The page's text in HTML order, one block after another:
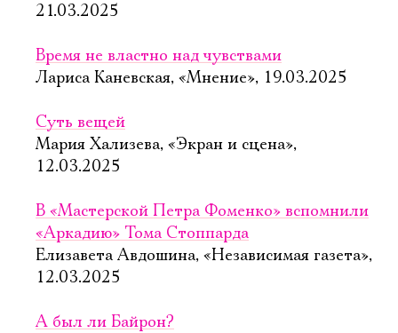
21.03.2025
Время не властно над чувствами
Лариса Каневская, «Мнение», 19.03.2025
Суть вещей
Мария Хализева, «Экран и сцена»,
12.03.2025
В «Мастерской Петра Фоменко» вспомнили
«Аркадию» Тома Стоппарда
Елизавета Авдошина, «Независимая газета»,
12.03.2025
А был ли Байрон?